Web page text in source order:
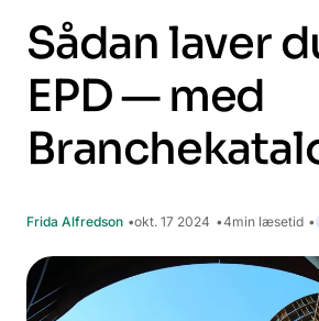
Sådan laver
EPD — med
Frida Alfredson okt. 17 2024 4min læsetid